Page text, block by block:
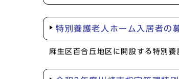
特別養護老人ホーム入居者の
麻生区百合丘地区に開設する特別